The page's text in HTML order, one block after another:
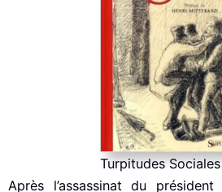
Turpitudes Sociales
Après l’assassinat du